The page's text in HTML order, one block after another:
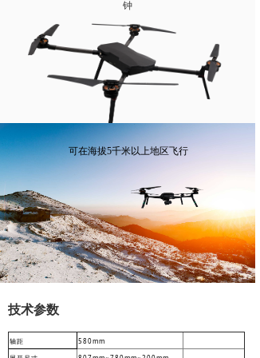
高清移动视频接收机系列
系统集成系列
警用安防
넸 工业应用
넸应急救援
培训教育
新闻中心
服务与支持
关于我们
钟
可在海拔5千米以上地区飞行
技术参数
轴距 580mm